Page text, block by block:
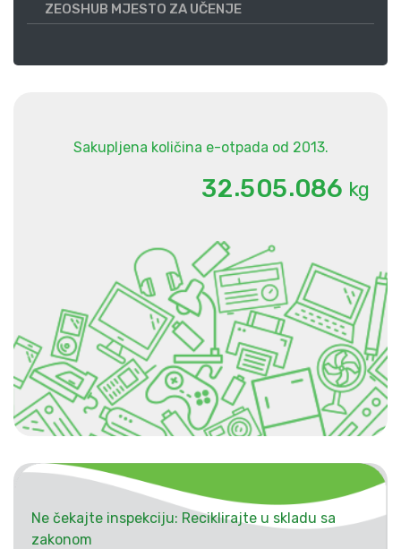
ZEOSHUB MJESTO ZA UČENJE
Sakupljena količina e-otpada od 2013.
32.505.086 kg
Ne čekajte inspekciju: Reciklirajte u skladu sa
zakonom